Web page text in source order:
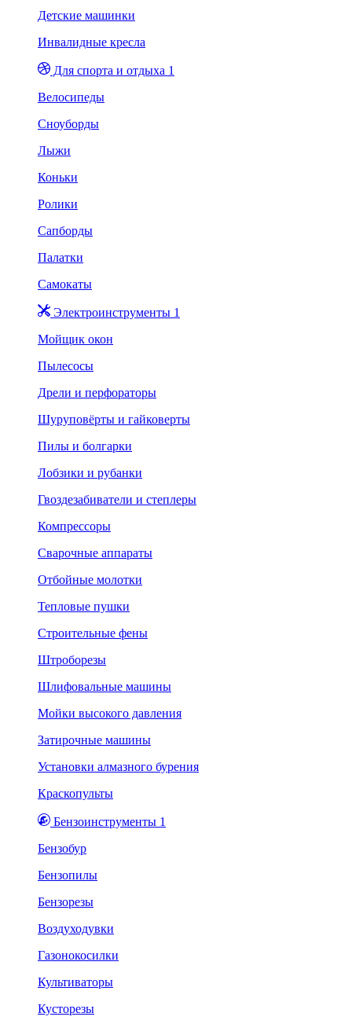
Детские машинки
Инвалидные кресла
Для спорта и отдыха 1
Велосипеды
Сноуборды
Лыжи
Коньки
Ролики
Сапборды
Палатки
Самокаты
Электроинструменты 1
Мойщик окон
Пылесосы
Дрели и перфораторы
Шуруповёрты и гайковерты
Пилы и болгарки
Лобзики и рубанки
Гвоздезабиватели и степлеры
Компрессоры
Сварочные аппараты
Отбойные молотки
Тепловые пушки
Строительные фены
Штроборезы
Шлифовальные машины
Мойки высокого давления
Затирочные машины
Установки алмазного бурения
Краскопульты
Бензоинструменты 1
Бензобур
Бензопилы
Бензорезы
Воздуходувки
Газонокосилки
Культиваторы
Кусторезы